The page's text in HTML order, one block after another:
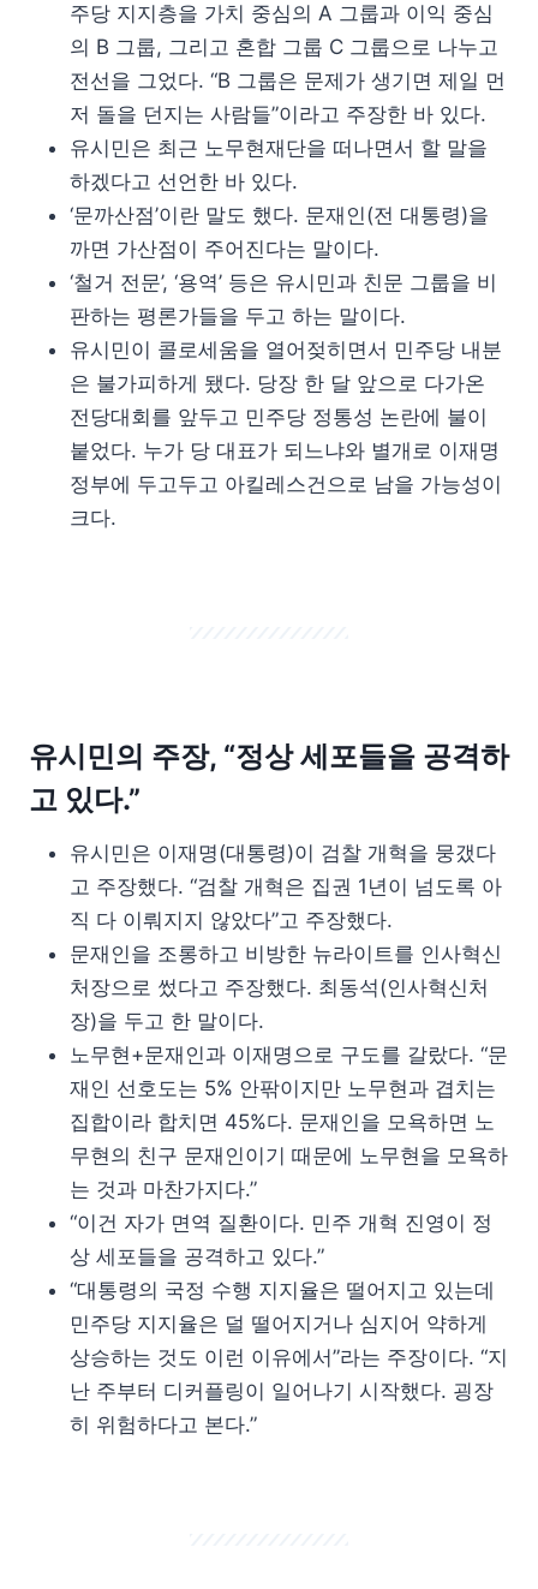
주당 지지층을 가치 중심의 A 그룹과 이익 중심
의 B 그룹, 그리고 혼합 그룹 C 그룹으로 나누고
전선을 그었다. “B 그룹은 문제가 생기면 제일 먼
저 돌을 던지는 사람들”이라고 주장한 바 있다.
유시민은 최근 노무현재단을 떠나면서 할 말을
하겠다고 선언한 바 있다.
‘문까산점’이란 말도 했다. 문재인(전 대통령)을
까면 가산점이 주어진다는 말이다.
‘철거 전문’, ‘용역’ 등은 유시민과 친문 그룹을 비
판하는 평론가들을 두고 하는 말이다.
유시민이 콜로세움을 열어젖히면서 민주당 내분
은 불가피하게 됐다. 당장 한 달 앞으로 다가온
전당대회를 앞두고 민주당 정통성 논란에 불이
붙었다. 누가 당 대표가 되느냐와 별개로 이재명
정부에 두고두고 아킬레스건으로 남을 가능성이
크다.
유시민의 주장, “정상 세포들을 공격하
고 있다.”
유시민은 이재명(대통령)이 검찰 개혁을 뭉갰다
고 주장했다. “검찰 개혁은 집권 1년이 넘도록 아
직 다 이뤄지지 않았다”고 주장했다.
문재인을 조롱하고 비방한 뉴라이트를 인사혁신
처장으로 썼다고 주장했다. 최동석(인사혁신처
장)을 두고 한 말이다.
노무현+문재인과 이재명으로 구도를 갈랐다. “문
재인 선호도는 5% 안팎이지만 노무현과 겹치는
집합이라 합치면 45%다. 문재인을 모욕하면 노
무현의 친구 문재인이기 때문에 노무현을 모욕하
는 것과 마찬가지다.”
“이건 자가 면역 질환이다. 민주 개혁 진영이 정
상 세포들을 공격하고 있다.”
“대통령의 국정 수행 지지율은 떨어지고 있는데
민주당 지지율은 덜 떨어지거나 심지어 약하게
상승하는 것도 이런 이유에서”라는 주장이다. “지
난 주부터 디커플링이 일어나기 시작했다. 굉장
히 위험하다고 본다.”